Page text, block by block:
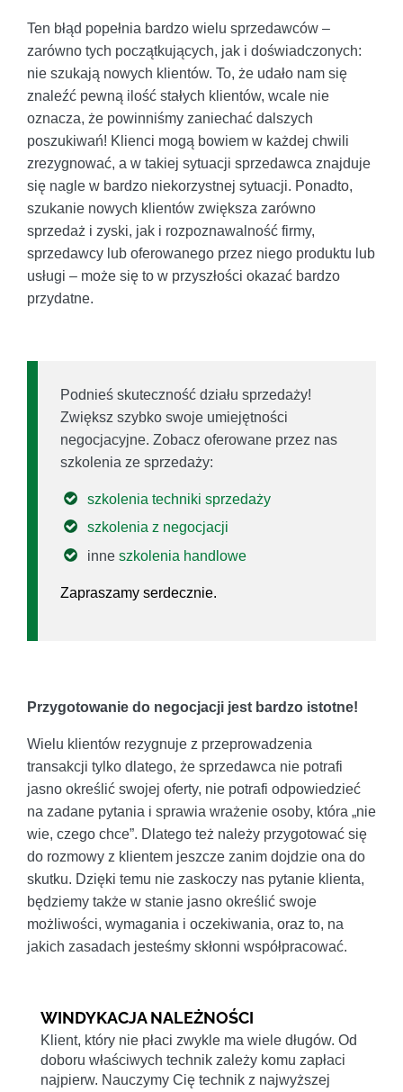
Ten błąd popełnia bardzo wielu sprzedawców –
zarówno tych początkujących, jak i doświadczonych:
nie szukają nowych klientów. To, że udało nam się
znaleźć pewną ilość stałych klientów, wcale nie
oznacza, że powinniśmy zaniechać dalszych
poszukiwań! Klienci mogą bowiem w każdej chwili
zrezygnować, a w takiej sytuacji sprzedawca znajduje
się nagle w bardzo niekorzystnej sytuacji. Ponadto,
szukanie nowych klientów zwiększa zarówno
sprzedaż i zyski, jak i rozpoznawalność firmy,
sprzedawcy lub oferowanego przez niego produktu lub
usługi – może się to w przyszłości okazać bardzo
przydatne.
Podnieś skuteczność działu sprzedaży!
Zwiększ szybko swoje umiejętności
negocjacyjne. Zobacz oferowane przez nas
szkolenia ze sprzedaży:
szkolenia techniki sprzedaży
szkolenia z negocjacji
inne szkolenia handlowe
Zapraszamy serdecznie.
Przygotowanie do negocjacji jest bardzo istotne!
Wielu klientów rezygnuje z przeprowadzenia
transakcji tylko dlatego, że sprzedawca nie potrafi
jasno określić swojej oferty, nie potrafi odpowiedzieć
na zadane pytania i sprawia wrażenie osoby, która „nie
wie, czego chce”. Dlatego też należy przygotować się
do rozmowy z klientem jeszcze zanim dojdzie ona do
skutku. Dzięki temu nie zaskoczy nas pytanie klienta,
będziemy także w stanie jasno określić swoje
możliwości, wymagania i oczekiwania, oraz to, na
jakich zasadach jesteśmy skłonni współpracować.
WINDYKACJA NALEŻNOŚCI
Klient, który nie płaci zwykle ma wiele długów. Od
doboru właściwych technik zależy komu zapłaci
najpierw. Nauczymy Cię technik z najwyższej